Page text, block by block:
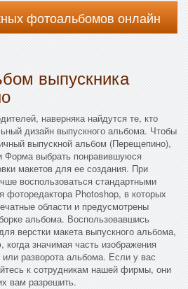
фотоальбомов онлайн
выпускника
наверняка найдутся те, кто
дизайн выпускного альбома. Чтобы
выпускной альбом (Перещепино),
Форма выбрать понравившуюся
макетов для ее создания. При
воспользоваться стандартными
Photoshop, в которых
области и предусмотрены
альбома. Воспользовавшись
верстки макета выпускного альбома,
значимая часть изображения
разворота альбома. Если у вас
к сотрудникам нашей фирмы, они
вам разрешить.